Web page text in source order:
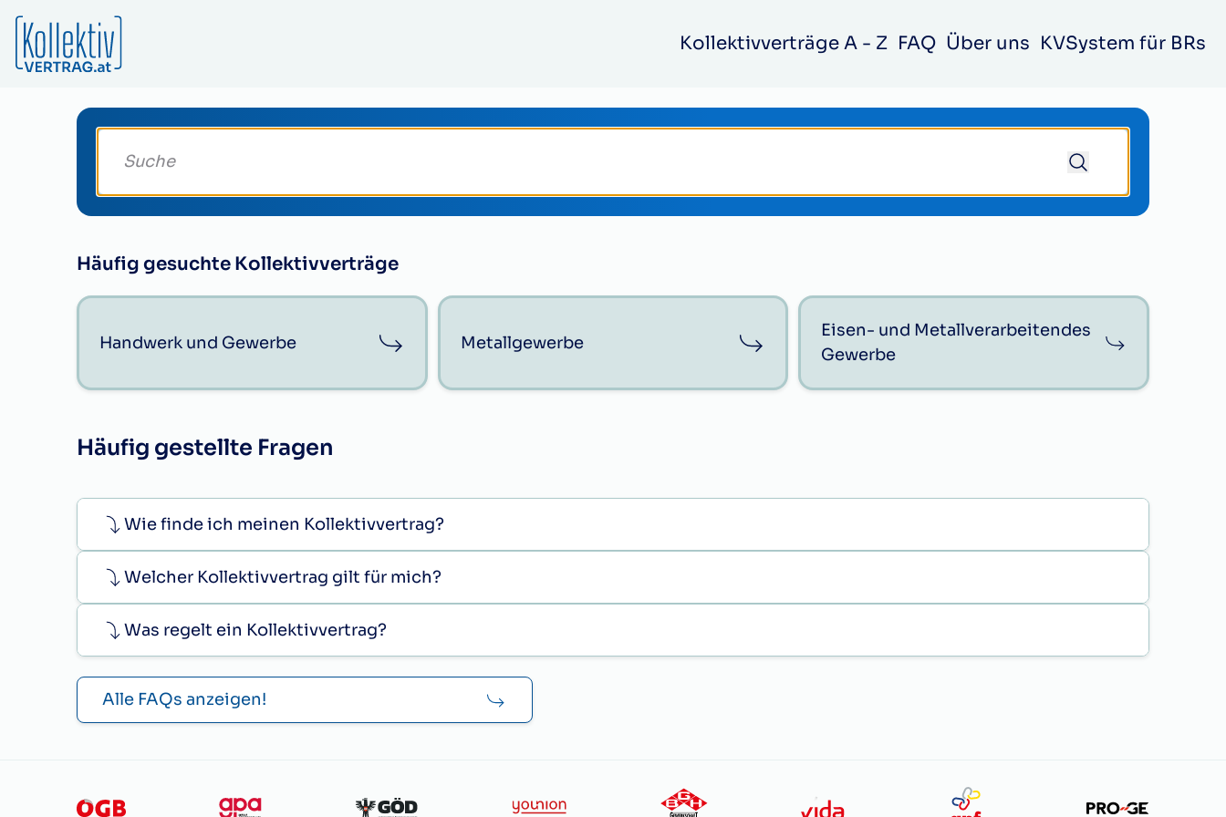
Kollektivverträge A - Z FAQ Über uns KVSystem für BRs
Suche deinen Kollektivvertrag
Häufig gesuchte Kollektivverträge
Handwerk und Gewerbe Metallgewerbe
Eisen- und Metallverarbeitendes
Gewerbe
Häufig gestellte Fragen
Wie finde ich meinen Kollektivvertrag?
Welcher Kollektivvertrag gilt für mich?
Was regelt ein Kollektivvertrag?
Alle FAQs anzeigen!